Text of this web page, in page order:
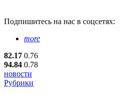
Подпишитесь на нас в соцсетях:
more
82.17 0.76
94.84 0.78
новости
Рубрики